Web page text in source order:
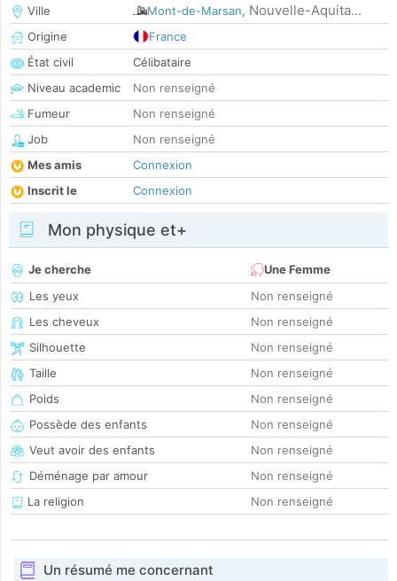
Ville
Mont-de-Marsan, Nouvelle-Aquita...
Origine
France
État civil
Célibataire
Niveau academic
Non renseigné
Fumeur
Non renseigné
Job
Non renseigné
Mes amis
Connexion
Inscrit le
Connexion
Mon physique et+
Je cherche
Une Femme
Les yeux
Non renseigné
Les cheveux
Non renseigné
Silhouette
Non renseigné
Taille
Non renseigné
Poids
Non renseigné
Possède des enfants
Non renseigné
Veut avoir des enfants
Non renseigné
Déménage par amour
Non renseigné
La religion
Non renseigné
Un résumé me concernant